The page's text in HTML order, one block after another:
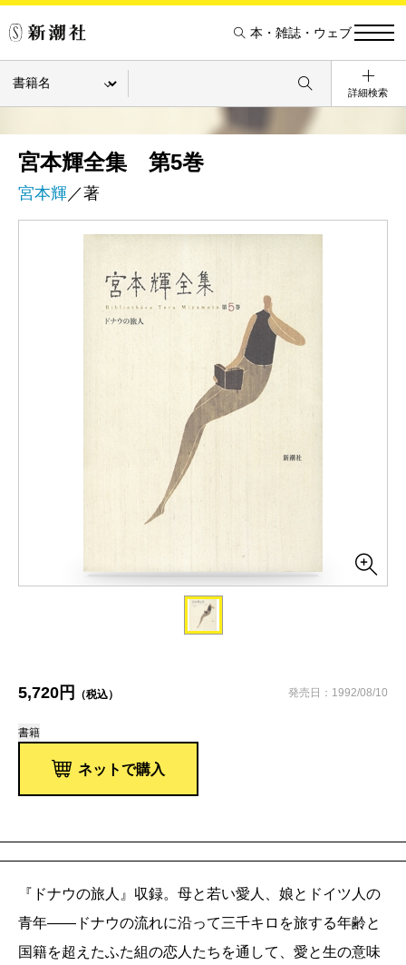
本・雑誌・ウェブ
詳細検索
宮本輝全集 第5巻
宮本輝／著
5,720円 （税込） 発売日：1992/08/10
書籍
ネットで購入
『ドナウの旅人』収録。母と若い愛人、娘とドイツ人の
青年――ドナウの流れに沿って三千キロを旅する年齢と
国籍を超えたふた組の恋人たちを通して、愛と生の意味